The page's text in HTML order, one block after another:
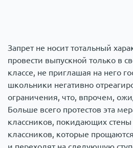
Запрет не носит тотальный
провести выпускной только в
классе, не приглашая на него
школьники негативно
ограничения, что, впрочем,
Больше всего протестов эта
классников, покидающих
классников, которые